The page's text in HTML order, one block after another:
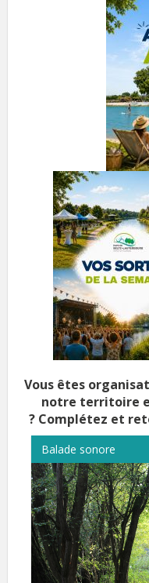
Vous êtes
notre territoire
? Complétez et
Balade sonore